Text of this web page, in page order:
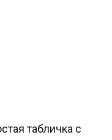
табличка с